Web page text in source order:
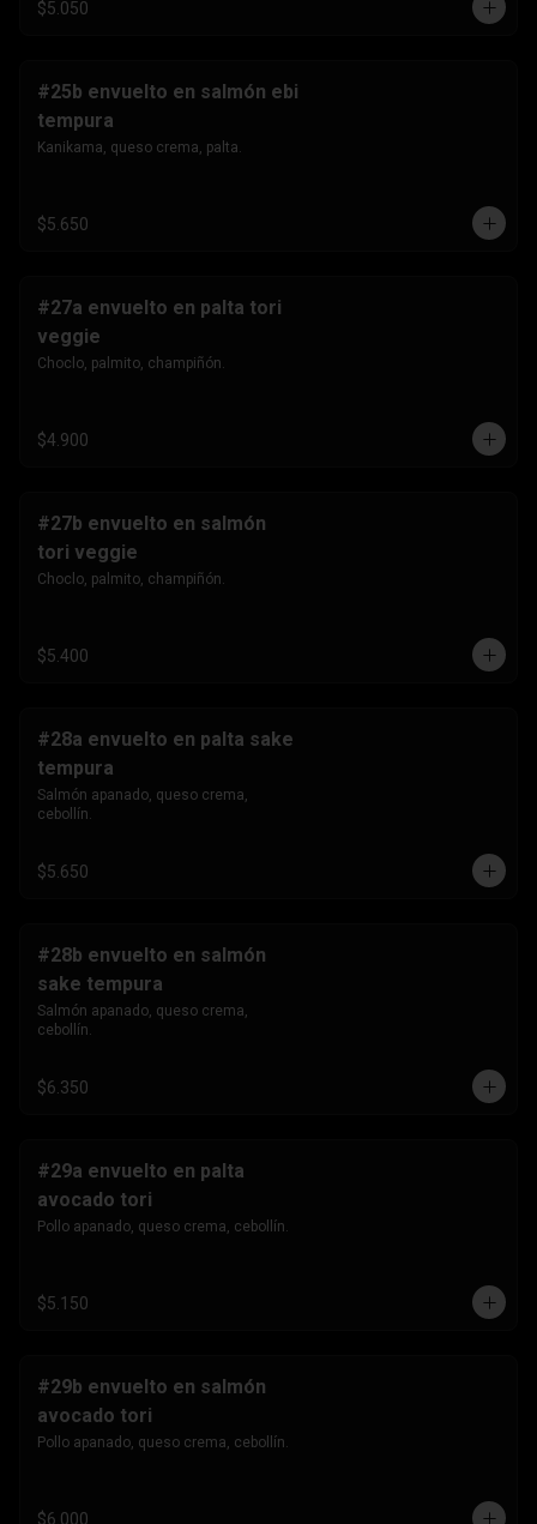
$5.050
#25b envuelto en salmón ebi
tempura
Kanikama, queso crema, palta.
$5.650
#27a envuelto en palta tori
veggie
Choclo, palmito, champiñón.
$4.900
#27b envuelto en salmón
tori veggie
Choclo, palmito, champiñón.
$5.400
#28a envuelto en palta sake
tempura
Salmón apanado, queso crema,
cebollín.
$5.650
#28b envuelto en salmón
sake tempura
Salmón apanado, queso crema,
cebollín.
$6.350
#29a envuelto en palta
avocado tori
Pollo apanado, queso crema, cebollín.
$5.150
#29b envuelto en salmón
avocado tori
Pollo apanado, queso crema, cebollín.
$6.000